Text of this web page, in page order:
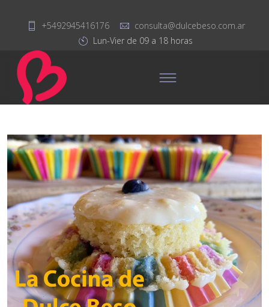
+5492945416176
consulta@dulcebeso.com.ar
Lun-Vier de 09 a 18 horas